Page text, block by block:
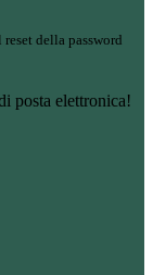
della password
posta elettronica!